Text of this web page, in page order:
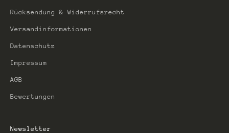
Rücksendung & Widerrufsrecht
Versandinformationen
Datenschutz
Impressum
AGB
Bewertungen
Newsletter